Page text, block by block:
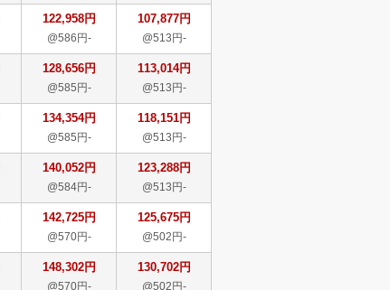
122,958円
@586円-
107,877円
@513円-
128,656円
@585円-
113,014円
@513円-
134,354円
@585円-
118,151円
@513円-
140,052円
@584円-
123,288円
@513円-
142,725円
@570円-
125,675円
@502円-
148,302円
@570円-
130,702円
@502円-